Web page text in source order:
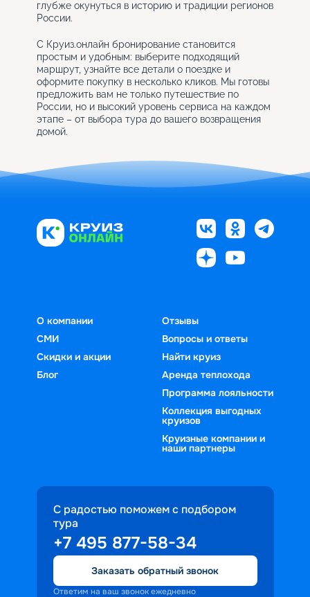
глубже окунуться в историю и традиции регионов
России.
С Круиз.онлайн бронирование становится
простым и удобным: выберите подходящий
маршрут, узнайте все детали о поездке и
оформите покупку в несколько кликов. Мы готовы
предложить вам не только путешествие по
России, но и высокий уровень сервиса на каждом
этапе – от выбора тура до вашего возвращения
домой.
О компании
СМИ
Скидки и акции
Блог
Отзывы
Вопросы и ответы
Найти круиз
Аренда теплохода
Программа лояльности
Коллекция выгодных
круизов
Круизные компании и
наши партнеры
С радостью поможем с подбором
тура
+7 495 877-58-34
Заказать обратный звонок
Ответим на ваш звонок ежедневно